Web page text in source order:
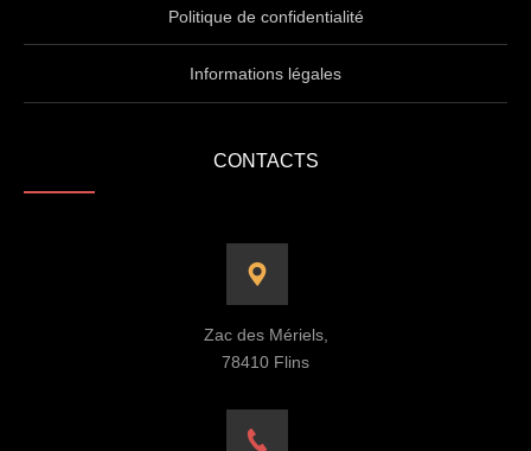
Politique de confidentialité
Informations légales
CONTACTS
Zac des Mériels,
78410 Flins